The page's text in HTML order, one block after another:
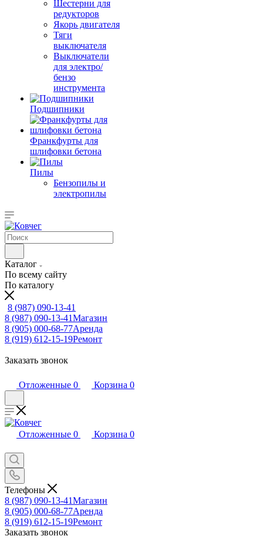
Шестерни для
редукторов
Якорь двигателя
Тяги
выключателя
Выключатели
для электро/
бензо
инструмента
Подшипники
Франкфурты для
шлифовки бетона
Пилы
Бензопилы и
электропилы
Каталог
По всему сайту
По каталогу
8 (987) 090-13-41
8 (987) 090-13-41Магазин
8 (905) 000-68-77Аренда
8 (919) 612-15-19Ремонт
Заказать звонок
Отложенные 0 Корзина 0
Отложенные 0 Корзина 0
Телефоны
8 (987) 090-13-41Магазин
8 (905) 000-68-77Аренда
8 (919) 612-15-19Ремонт
Заказать звонок